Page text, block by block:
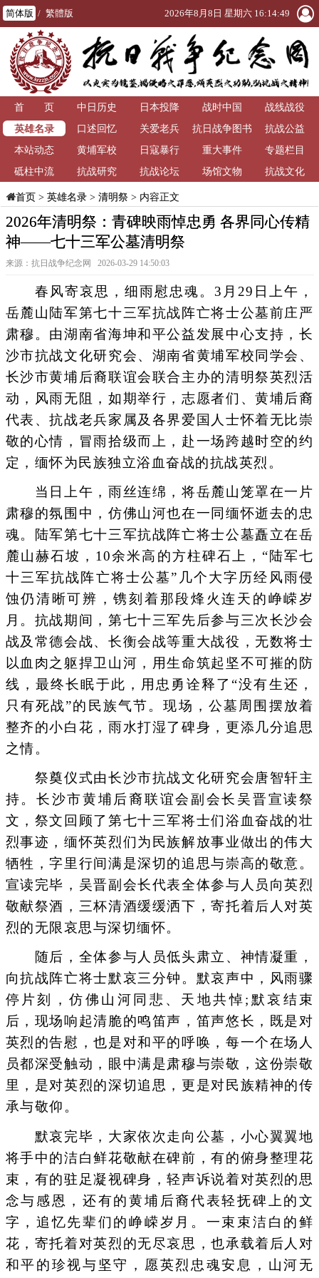
简体版 / 繁體版 2026年8月8日 星期六 16:14:50
首 页 中日历史 日本投降 战时中国
战线战役
英雄名录
口述回忆 关爱老兵
抗日战争图书
馆
抗战公益
本站动态
黄埔军校 日寇暴行 重大事件
专题栏目
砥柱中流
抗战研究 抗战论坛 场馆文物 抗战文化
首页> 英雄名录> 清明祭> 内容正文
2026年清明祭：青碑映雨悼忠勇 各界同心传精
神——七十三军公墓清明祭
来源：抗日战争纪念网 2026-03-29 14:50:03
春风寄哀思，细雨慰忠魂。3月29日上午，
岳麓山陆军第七十三军抗战阵亡将士公墓前庄严
肃穆。由湖南省海坤和平公益发展中心支持，长
沙市抗战文化研究会、湖南省黄埔军校同学会、
长沙市黄埔后裔联谊会联合主办的清明祭英烈活
动，风雨无阻，如期举行，志愿者们、黄埔后裔
代表、抗战老兵家属及各界爱国人士怀着无比崇
敬的心情，冒雨拾级而上，赴一场跨越时空的约
定，缅怀为民族独立浴血奋战的抗战英烈。
当日上午，雨丝连绵，将岳麓山笼罩在一片
肃穆的氛围中，仿佛山河也在一同缅怀逝去的忠
魂。陆军第七十三军抗战阵亡将士公墓矗立在岳
麓山赫石坡，10余米高的方柱碑石上，“陆军七
十三军抗战阵亡将士公墓”几个大字历经风雨侵
蚀仍清晰可辨，镌刻着那段烽火连天的峥嵘岁
月。抗战期间，第七十三军先后参与三次长沙会
战及常德会战、长衡会战等重大战役，无数将士
以血肉之躯捍卫山河，用生命筑起坚不可摧的防
线，最终长眠于此，用忠勇诠释了“没有生还，
只有死战”的民族气节。现场，公墓周围摆放着
整齐的小白花，雨水打湿了碑身，更添几分追思
之情。
祭奠仪式由长沙市抗战文化研究会唐智轩主
持。长沙市黄埔后裔联谊会副会长吴晋宣读祭
文，祭文回顾了第七十三军将士们浴血奋战的壮
烈事迹，缅怀英烈们为民族解放事业做出的伟大
牺牲，字里行间满是深切的追思与崇高的敬意。
宣读完毕，吴晋副会长代表全体参与人员向英烈
敬献祭酒，三杯清酒缓缓洒下，寄托着后人对英
烈的无限哀思与深切缅怀。
随后，全体参与人员低头肃立、神情凝重，
向抗战阵亡将士默哀三分钟。默哀声中，风雨骤
停片刻，仿佛山河同悲、天地共悼;默哀结束
后，现场响起清脆的鸣笛声，笛声悠长，既是对
英烈的告慰，也是对和平的呼唤，每一个在场人
员都深受触动，眼中满是肃穆与崇敬，这份崇敬
里，是对英烈的深切追思，更是对民族精神的传
承与敬仰。
默哀完毕，大家依次走向公墓，小心翼翼地
将手中的洁白鲜花敬献在碑前，有的俯身整理花
束，有的驻足凝视碑身，轻声诉说着对英烈的思
念与感恩，还有的黄埔后裔代表轻抚碑上的文
字，追忆先辈们的峥嵘岁月。一束束洁白的鲜
花，寄托着对英烈的无尽哀思，也承载着后人对
和平的珍视与坚守，愿英烈忠魂安息，山河无